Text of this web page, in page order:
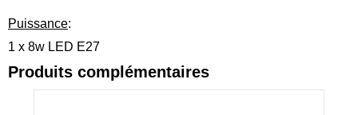
Puissance:
1 x 8w LED E27
Produits complémentaires